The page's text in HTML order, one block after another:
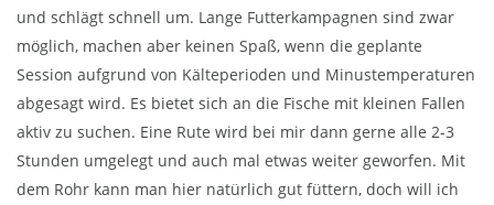
und schlägt schnell um. Lange Futterkampagnen sind zwar
möglich, machen aber keinen Spaß, wenn die geplante
Session aufgrund von Kälteperioden und Minustemperaturen
abgesagt wird. Es bietet sich an die Fische mit kleinen Fallen
aktiv zu suchen. Eine Rute wird bei mir dann gerne alle 2-3
Stunden umgelegt und auch mal etwas weiter geworfen. Mit
dem Rohr kann man hier natürlich gut füttern, doch will ich